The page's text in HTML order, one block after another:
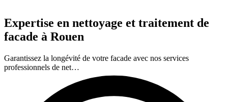
Expertise en nettoyage et traitement de
facade à Rouen
Garantissez la longévité de votre facade avec nos services
professionnels de net…